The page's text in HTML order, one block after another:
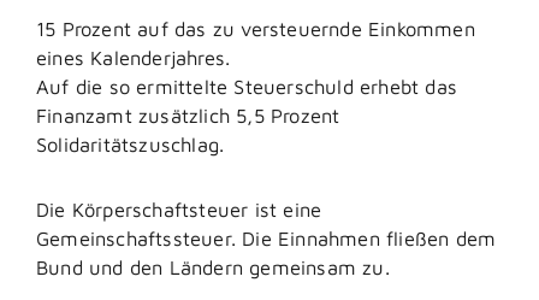
15 Prozent auf das zu versteuernde Einkommen
eines Kalenderjahres.
Auf die so ermittelte Steuerschuld erhebt das
Finanzamt zusätzlich 5,5 Prozent
Solidaritätszuschlag.
Die Körperschaftsteuer ist eine
Gemeinschaftssteuer. Die Einnahmen fließen dem
Bund und den Ländern gemeinsam zu.